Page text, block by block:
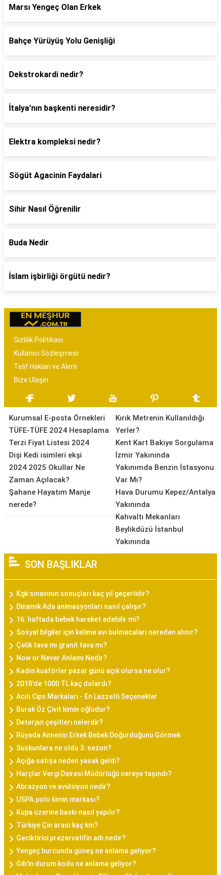
Marsı Yengeç Olan Erkek
Bahçe Yürüyüş Yolu Genişliği
Dekstrokardi nedir?
İtalya'nın başkenti neresidir?
Elektra kompleksi nedir?
Sögüt Agacinin Faydalari
Sihir Nasıl Öğrenilir
Buda Nedir
İslam işbirliği örgütü nedir?
Gizlilik Politikası
Kullanıcı Sözleşmesi
Telif Hakları ve Alıntı
Bize Ulaşın
Kurumsal E-posta Örnekleri
TÜFE-TÜFE 2024 Hesaplama
Terzi Fiyat Listesi 2024
Dişi Kedi isimleri ekşi
2024 2025 Okullar Ne
Zaman Açılacak?
Şahane Hayatım Manje
nerede?
Kırık Metrenin Kullanıldığı
Yerler?
Kent Kart Bakiye Sorgulama
İzmir Yakınında
Yakınımda Benzin İstasyonu
Var Mı?
Hava Durumu Kepez/Antalya
Yakınında
Kahvaltı Mekanları
Beylikdüzü İstanbul
Yakınında
SON BAŞLIKLAR
Kgk sınavının sonuçları kaç yıl geçerlidir?
Dinamik Ada animasyonları nasıl çalışır?
16. haftada bebek hareket edebilir mi?
Sosyal bilgiler için kelime avı bulmacaları nereden alınır?
Çelik tava mı granit tava mı?
Now or Never Anlamı Nedir?
Kadın kuaförler pazar günü açık olursa ne olur?
2018'de 1000 TL kaç dolardı?
Acılı Cips Markaları - En Lezzetli Seçenekler
Burak Öz Çivit kimin oğludur?
Deterjan çeşitleri nelerdir?
Rüyada Annenin Erkek Bebek Doğurduğunu Görmek
Suskunlara ne oldu 3. sezon?
Açığa satışa neden yasak geldi?
Harçlar Vergi Dairesi Müdürlüğü nereye taşındı?
Abrazyon ve avülsiyon nedir?
USPA.polo kimin markası?
Kupa üzerine baskı nasıl yapılır?
Türkiye Çin arası kaç km?
Geciktirici prezervatifin adı nedir?
Yengeç burcunda güneş ne anlama geliyor?
Gib'in durum kodu ne anlama geliyor?